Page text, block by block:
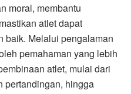
moral, membantu
atlet dapat
baik. Melalui pengalaman
pemahaman yang lebih
atlet, mulai dari
pertandingan, hingga